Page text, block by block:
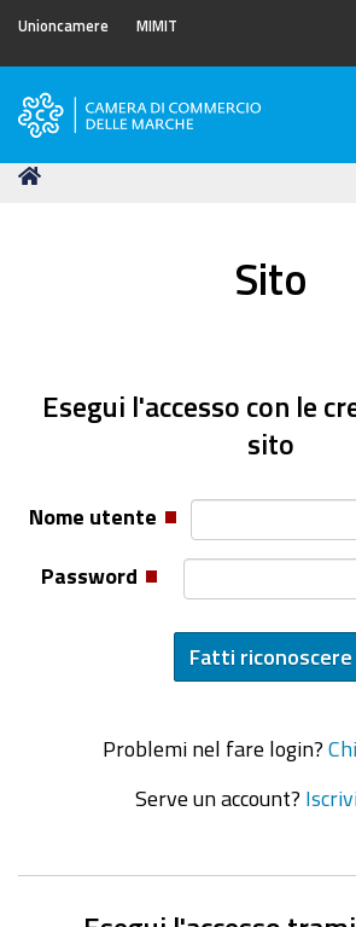
Unioncamere MIMIT
Camera
Commercio
Tu
Sito
Esegui l'accesso con le
sito
Nome utente
Password
Problemi nel fare login?
Serve un account?